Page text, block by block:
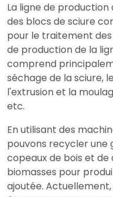
La ligne de
des blocs de sciure
pour le traitement
de production de la
comprend
séchage de la sciure,
l'extrusion et la
etc.
En utilisant des
pouvons recycler une
copeaux de bois et
biomasses pour
ajoutée.